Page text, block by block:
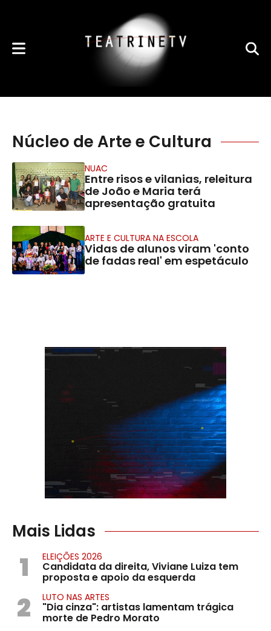
Núcleo de Arte e Cultura
NUAC
Entre risos e vilanias, releitura
de João e Maria terá
apresentação gratuita
ARTE E CULTURA NA ESCOLA
Vidas de alunos viram 'conto
de fadas real' em espetáculo
Mais Lidas
1 ELEIÇÕES 2026
Candidata da direita, Viviane Luiza tem
proposta e apoio da esquerda
2 LUTO NAS ARTES
"Dia cinza": artistas lamentam trágica
morte de Pedro Morato